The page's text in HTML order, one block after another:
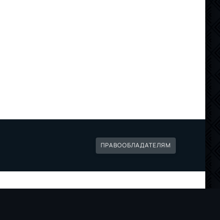
ПРАВООБЛАДАТЕЛЯМ